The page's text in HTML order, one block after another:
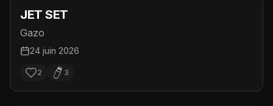
JET SET
Gazo
24 juin 2026
2 3